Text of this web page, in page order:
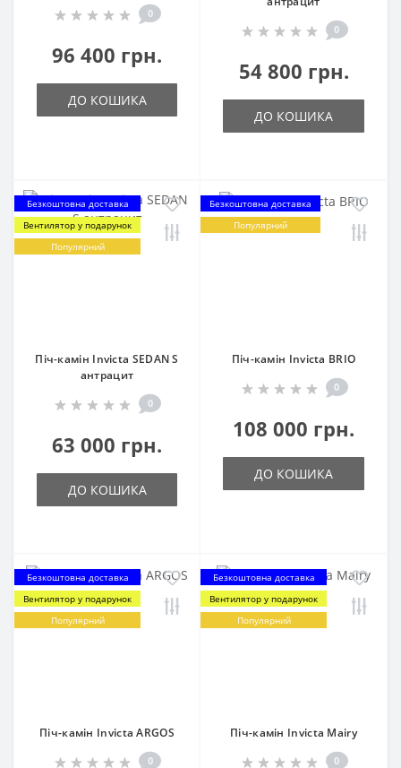
0
96 400 грн.
ДО КОШИКА
0
54 800 грн.
ДО КОШИКА
Безкоштовна доставка
Вентилятор у подарунок
Популярний
Піч-камін Invicta SEDAN S
антрацит
0
63 000 грн.
ДО КОШИКА
Безкоштовна доставка
Популярний
Піч-камін Invicta BRIO
0
108 000 грн.
ДО КОШИКА
Безкоштовна доставка
Вентилятор у подарунок
Популярний
Піч-камін Invicta ARGOS
0
Безкоштовна доставка
Вентилятор у подарунок
Популярний
Піч-камін Invicta Mairy
0